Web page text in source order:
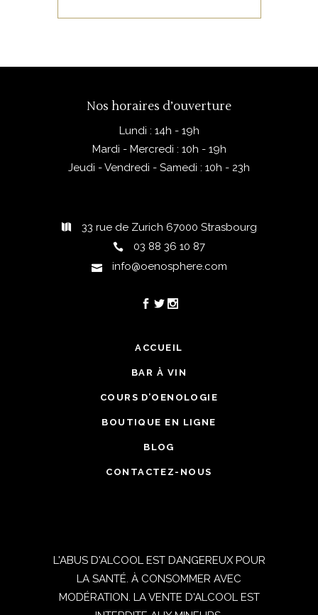
Nos horaires d’ouverture
Lundi : 14h - 19h
Mardi - Mercredi : 10h - 19h
Jeudi - Vendredi - Samedi : 10h - 23h
33 rue de Zurich 67000 Strasbourg
03 88 36 10 87
info@oenosphere.com
ACCUEIL
BAR À VIN
COURS D’OENOLOGIE
BOUTIQUE EN LIGNE
BLOG
CONTACTEZ-NOUS
L'ABUS D'ALCOOL EST DANGEREUX POUR
LA SANTÉ. À CONSOMMER AVEC
MODÉRATION. LA VENTE D'ALCOOL EST